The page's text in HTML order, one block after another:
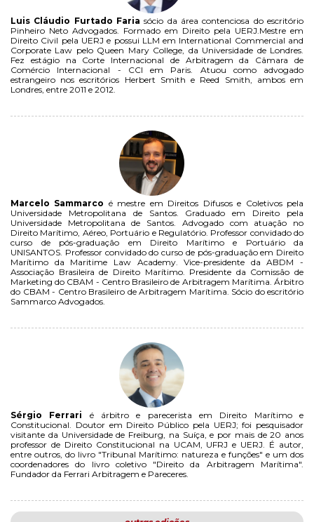
Luis Cláudio Furtado Faria sócio da área contenciosa do escritório
Pinheiro Neto Advogados. Formado em Direito pela UERJ.Mestre em
Direito Civil pela UERJ e possui LLM em International Commercial and
Corporate Law pelo Queen Mary College, da Universidade de Londres.
Fez estágio na Corte Internacional de Arbitragem da Câmara de
Comércio Internacional - CCI em Paris. Atuou como advogado
estrangeiro nos escritórios Herbert Smith e Reed Smith, ambos em
Londres, entre 2011 e 2012.
Marcelo Sammarco é mestre em Direitos Difusos e Coletivos pela
Universidade Metropolitana de Santos. Graduado em Direito pela
Universidade Metropolitana de Santos. Advogado com atuação no
Direito Marítimo, Aéreo, Portuário e Regulatório. Professor convidado do
curso de pós-graduação em Direito Marítimo e Portuário da
UNISANTOS. Professor convidado do curso de pós-graduação em Direito
Marítimo da Maritime Law Academy. Vice-presidente da ABDM -
Associação Brasileira de Direito Marítimo. Presidente da Comissão de
Marketing do CBAM - Centro Brasileiro de Arbitragem Marítima. Árbitro
do CBAM - Centro Brasileiro de Arbitragem Marítima. Sócio do escritório
Sammarco Advogados.
Sérgio Ferrari é árbitro e parecerista em Direito Marítimo e
Constitucional. Doutor em Direito Público pela UERJ; foi pesquisador
visitante da Universidade de Freiburg, na Suíça, e por mais de 20 anos
professor de Direito Constitucional na UCAM, UFRJ e UERJ. É autor,
entre outros, do livro "Tribunal Marítimo: natureza e funções" e um dos
coordenadores do livro coletivo "Direito da Arbitragem Marítima".
Fundador da Ferrari Arbitragem e Pareceres.